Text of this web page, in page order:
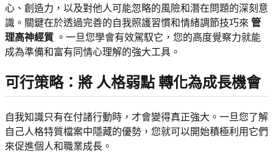
心、創造力，以及對他人可能忽略的風險和潛在問題的深刻意
識。關鍵在於透過完善的自我照護習慣和情緒調節技巧來 管
理高神經質 。一旦您學會有效駕馭它，您的高度覺察力就能
成為準備和富有同情心理解的強大工具。
可行策略：將 人格弱點 轉化為成長機會
自我知識只有在付諸行動時，才會變得真正強大。一旦您了解
自己人格特質檔案中隱藏的優勢，您就可以開始積極利用它們
來促進個人和職業成長。